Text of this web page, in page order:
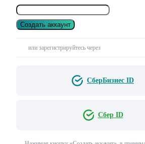
Создать аккаунт
или зарегистрируйтесь через
СберБизнес ID
Сбер ID